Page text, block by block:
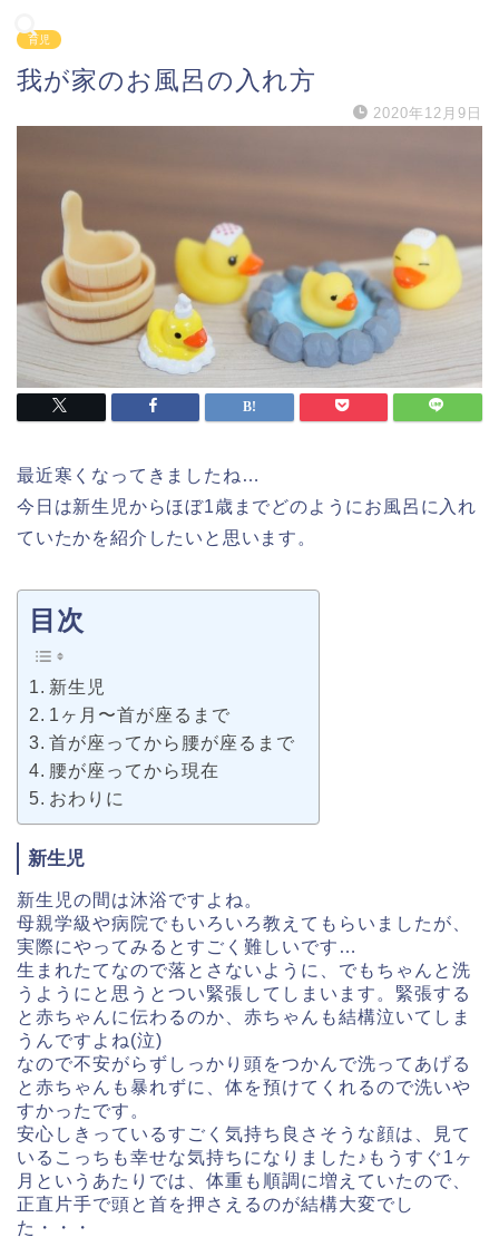
育児
我が家のお風呂の入れ方
2020年12月9日
最近寒くなってきましたね…
今日は新生児からほぼ1歳までどのようにお風呂に入れ
ていたかを紹介したいと思います。
目次
新生児
1ヶ月〜首が座るまで
首が座ってから腰が座るまで
腰が座ってから現在
おわりに
新生児
新生児の間は沐浴ですよね。
母親学級や病院でもいろいろ教えてもらいましたが、
実際にやってみ るとすごく難しいです…
生まれたてなので落とさないように、でもちゃんと洗
うようにと思う とつい緊張してしまいます。 緊張する
と赤ちゃんに伝わるのか、赤ちゃんも結構泣いてしま
うんです よね(泣)
なので不安がらずしっかり頭をつかんで洗ってあげる
と 赤ちゃんも暴れずに、体を預けてくれるので洗いや
すかったです。
安心しきっているすごく気持ち良さそうな顔は、
見て
いるこっちも幸せな気持ちになりました♪ もうすぐ1ヶ
月というあたりでは、体重も順調に増えていたので、
正直片手で頭と首を押さえるのが結構大変でし
た・・・